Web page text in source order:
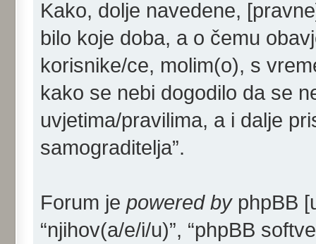
Kako, dolje navedene,
bilo koje doba, a o čemu
korisnike/ce, molim(o), s
kako se nebi dogodilo da se
uvjetima/pravilima, a i dalje
samograditelja”.
Forum je powered byphpBB
“njihov(a/e/i/u)”, “phpBB